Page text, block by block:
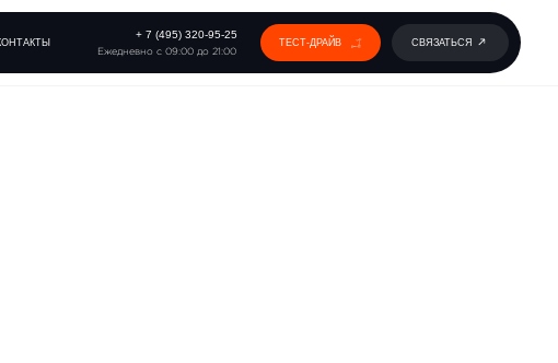
с 09:00 до 21:00
ТЕСТ-ДРАЙВ СВЯЗАТЬСЯ